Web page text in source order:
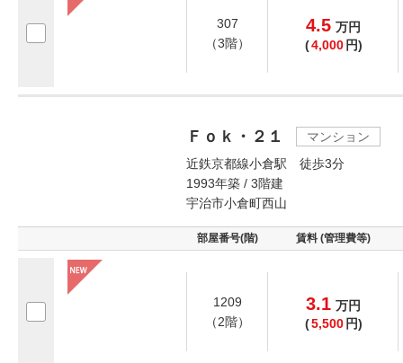
307
（3階）
4.5 万円
(4,000 円)
Ｆｏｋ・２１
マンション
近鉄京都線小倉駅 徒歩3分
1993年築 / 3階建
宇治市小倉町西山
部屋番号(階) 賃料 (管理費等)
1209
（2階）
3.1 万円
(5,500 円)